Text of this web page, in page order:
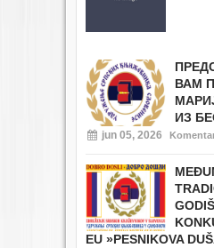
ВАМ
ИЗ
jun 05, 2026
EU »PESNIKOVA